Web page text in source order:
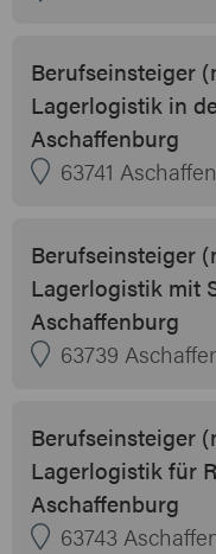
Berufseinsteiger
Lagerlogistik in
Aschaffenburg
63741
Berufseinsteiger
Lagerlogistik mit
Aschaffenburg
63739
Berufseinsteiger
Lagerlogistik für
Aschaffenburg
63743